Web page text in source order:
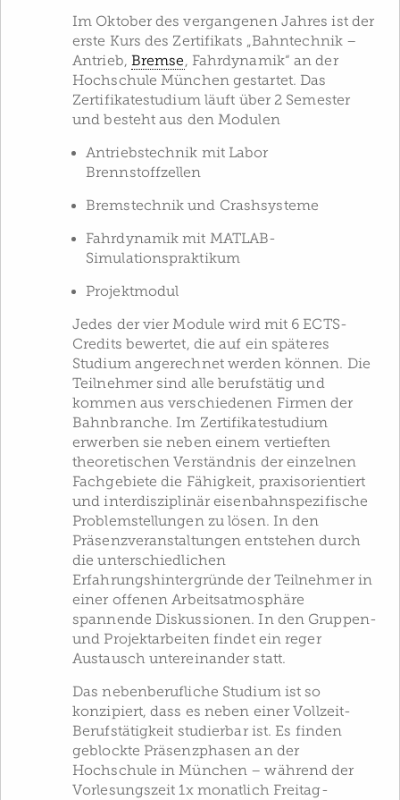
Im Oktober des vergangenen Jahres ist der
erste Kurs des Zertifikats „Bahntechnik –
Antrieb, Bremse, Fahrdynamik“ an der
Hochschule München gestartet. Das
Zertifikatestudium läuft über 2 Semester
und besteht aus den Modulen
Antriebstechnik mit Labor
Brennstoffzellen
Bremstechnik und Crashsysteme
Fahrdynamik mit MATLAB-
Simulationspraktikum
Projektmodul
Jedes der vier Module wird mit 6 ECTS-
Credits bewertet, die auf ein späteres
Studium angerechnet werden können. Die
Teilnehmer sind alle berufstätig und
kommen aus verschiedenen Firmen der
Bahnbranche. Im Zertifikatestudium
erwerben sie neben einem vertieften
theoretischen Verständnis der einzelnen
Fachgebiete die Fähigkeit, praxisorientiert
und interdisziplinär eisenbahnspezifische
Problemstellungen zu lösen. In den
Präsenzveranstaltungen entstehen durch
die unterschiedlichen
Erfahrungshintergründe der Teilnehmer in
einer offenen Arbeitsatmosphäre
spannende Diskussionen. In den Gruppen-
und Projektarbeiten findet ein reger
Austausch untereinander statt.
Das nebenberufliche Studium ist so
konzipiert, dass es neben einer Vollzeit-
Berufstätigkeit studierbar ist. Es finden
geblockte Präsenzphasen an der
Hochschule in München – während der
Vorlesungszeit 1x monatlich Freitag-